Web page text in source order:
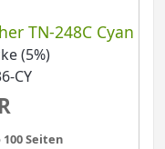
TN-248C Cyan
(5%)
CY
100 Seiten